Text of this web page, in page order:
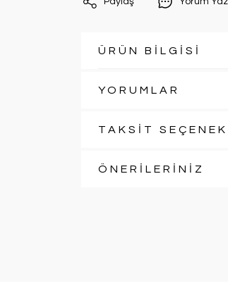
ÜRÜN BİLGİSİ
YORUMLAR
TAKSİT
ÖNERİLERİNİZ